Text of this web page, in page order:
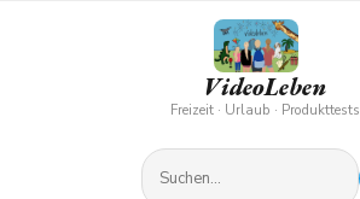
VideoLeben
Freizeit · Urlaub · Produkttests